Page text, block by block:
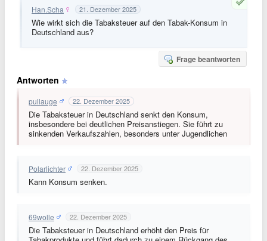
Han.Scha 21. Dezember 2025
Wie wirkt sich die Tabaksteuer auf den Tabak-Konsum in
Deutschland aus?
Frage beantworten
Antworten
pullauge 22. Dezember 2025
Die Tabaksteuer in Deutschland senkt den Konsum,
insbesondere bei deutlichen Preisanstiegen. Sie führt zu
sinkenden Verkaufszahlen, besonders unter Jugendlichen
Polarlichter 22. Dezember 2025
Kann Konsum senken.
69wolle 22. Dezember 2025
Die Tabaksteuer in Deutschland erhöht den Preis für